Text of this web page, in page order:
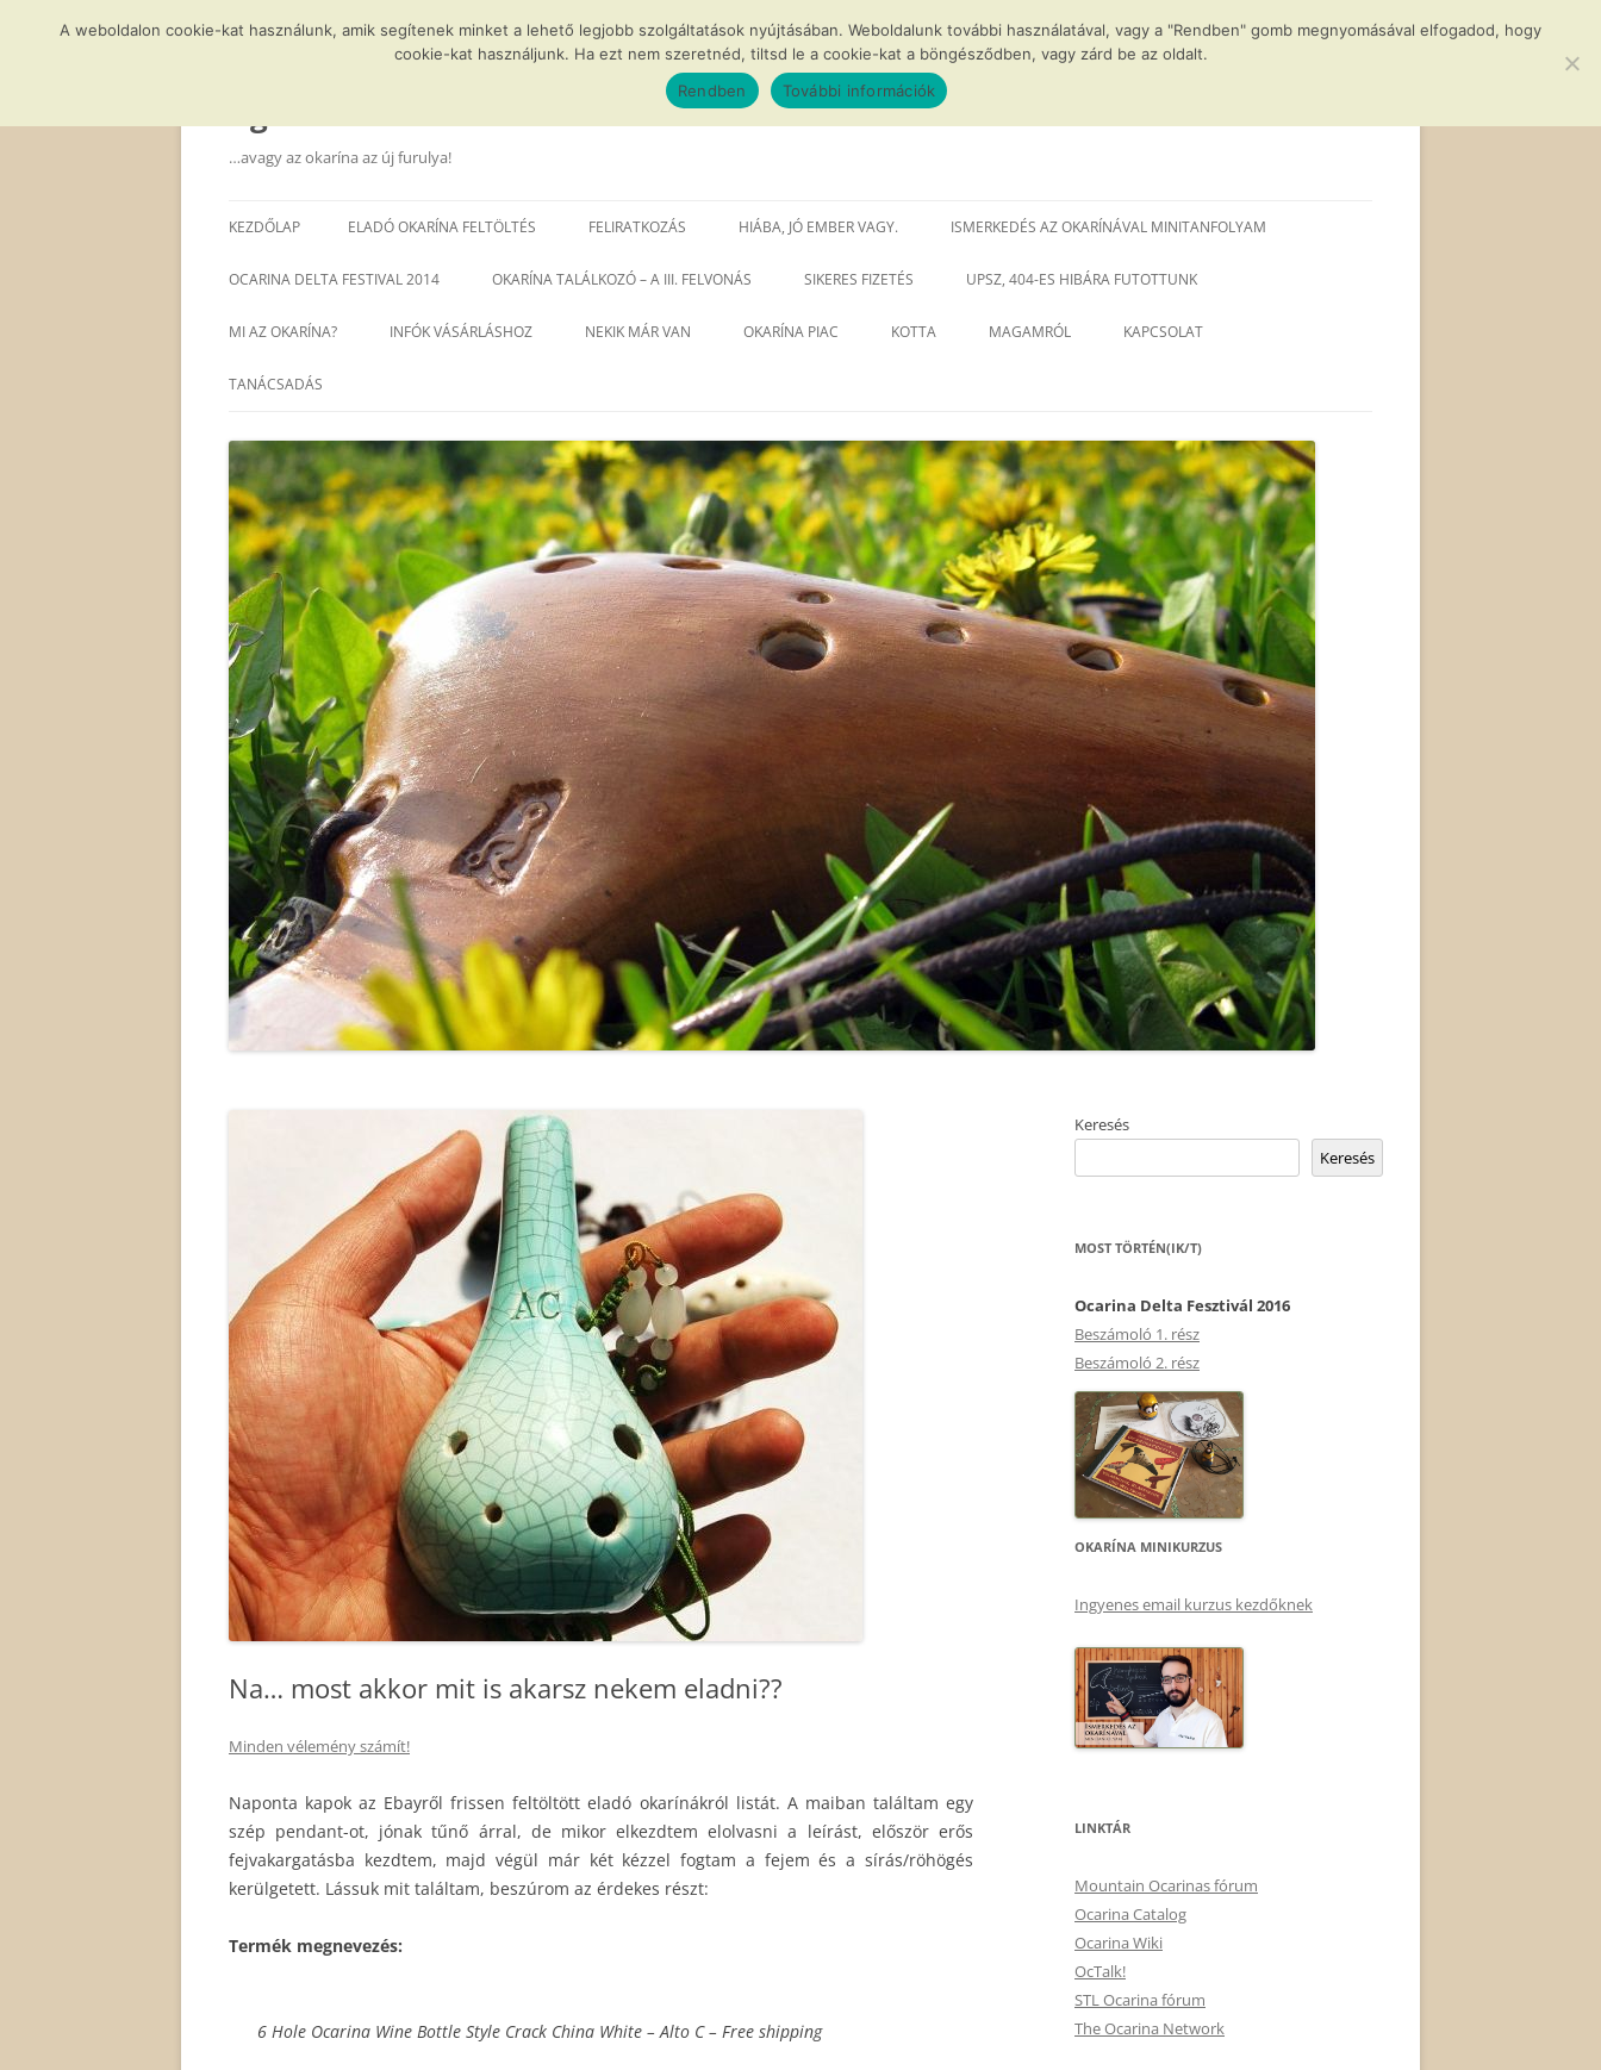
Agócs és a varázslatos okarínák
…avagy az okarína az új furulya!
KEZDŐLAP ELADÓ OKARÍNA FELTÖLTÉS FELIRATKOZÁS HIÁBA, JÓ EMBER VAGY. ISMERKEDÉS AZ OKARÍNÁVAL MINITANFOLYAM
OCARINA DELTA FESTIVAL 2014 OKARÍNA TALÁLKOZÓ – A III. FELVONÁS SIKERES FIZETÉS UPSZ, 404-ES HIBÁRA FUTOTTUNK
MI AZ OKARÍNA? INFÓK VÁSÁRLÁSHOZ NEKIK MÁR VAN OKARÍNA PIAC KOTTA MAGAMRÓL KAPCSOLAT
TANÁCSADÁS
Na… most akkor mit is akarsz nekem eladni??
Minden vélemény számít!
Naponta kapok az Ebayről frissen feltöltött eladó okarínákról listát. A maiban találtam egy
szép pendant-ot, jónak tűnő árral, de mikor elkezdtem elolvasni a leírást, először erős
fejvakargatásba kezdtem, majd végül már két kézzel fogtam a fejem és a sírás/röhögés
kerülgetett. Lássuk mit találtam, beszúrom az érdekes részt:
Termék megnevezés:
6 Hole Ocarina Wine Bottle Style Crack China White – Alto C – Free shipping
Keresés
Keresés
MOST TÖRTÉN(IK/T)
Ocarina Delta Fesztivál 2016
Beszámoló 1. rész
Beszámoló 2. rész
OKARÍNA MINIKURZUS
Ingyenes email kurzus kezdőknek
LINKTÁR
Mountain Ocarinas fórum
Ocarina Catalog
Ocarina Wiki
OcTalk!
STL Ocarina fórum
The Ocarina Network
A weboldalon cookie-kat használunk, amik segítenek minket a lehető legjobb szolgáltatások nyújtásában. Weboldalunk további használatával, vagy a "Rendben" gomb megnyomásával elfogadod, hogy
cookie-kat használjunk. Ha ezt nem szeretnéd, tiltsd le a cookie-kat a böngésződben, vagy zárd be az oldalt.
Rendben
További információk